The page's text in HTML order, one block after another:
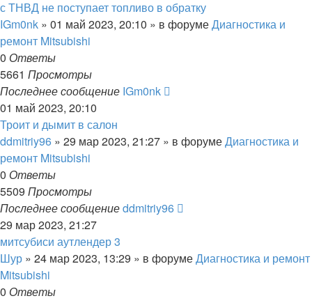
с ТНВД не поступает топливо в обратку
IGm0nk » 01 май 2023, 20:10 » в форумеДиагностика и
ремонт Mitsubishi
0 Ответы
5661 Просмотры
Последнее сообщение IGm0nk
01 май 2023, 20:10
Троит и дымит в салон
ddmitriy96 » 29 мар 2023, 21:27 » в форумеДиагностика и
ремонт Mitsubishi
0 Ответы
5509 Просмотры
Последнее сообщениеddmitriy96
29 мар 2023, 21:27
митсубиси аутлендер 3
Шур » 24 мар 2023, 13:29 » в форумеДиагностика и ремонт
Mitsubishi
0 Ответы